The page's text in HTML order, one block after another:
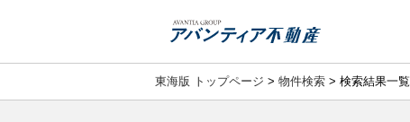
東海版 トップページ > 物件検索 > 検索結果一覧